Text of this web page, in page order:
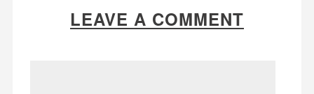
LEAVE A COMMENT